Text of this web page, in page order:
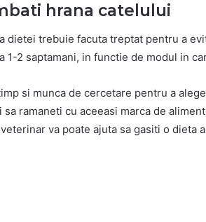
hrana catelului
dietei trebuie facuta treptat pentru a
1-2 saptamani, in functie de modul in
si munca de cercetare pentru a
ramaneti cu aceeasi marca de
va poate ajuta sa gasiti o dieta